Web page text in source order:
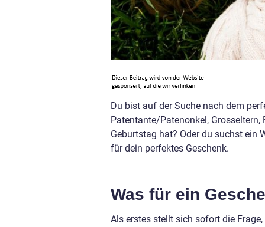
Du bist auf der Suche nach dem
Patentante/Patenonkel,
Geburtstag hat? Oder du suchst ein
für dein perfektes Geschenk.
Was für ein
Als erstes stellt sich sofort die